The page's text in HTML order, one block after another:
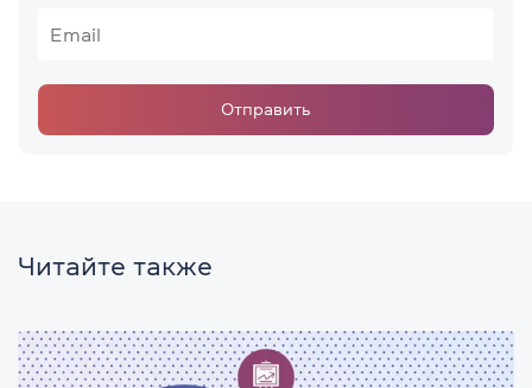
Отправить
Читайте также